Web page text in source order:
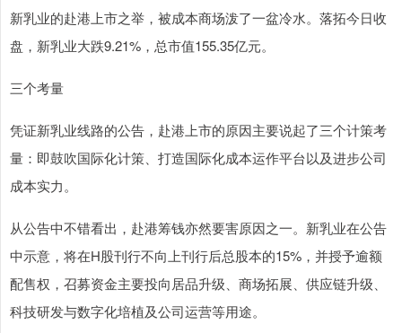
新乳业的赴港上市之举，被成本商场泼了一盆冷水。落拓今日收
盘，新乳业大跌9.21%，总市值155.35亿元。
三个考量
凭证新乳业线路的公告，赴港上市的原因主要说起了三个计策考
量：即鼓吹国际化计策、打造国际化成本运作平台以及进步公司
成本实力。
从公告中不错看出，赴港筹钱亦然要害原因之一。新乳业在公告
中示意，将在H股刊行不向上刊行后总股本的15%，并授予逾额
配售权，召募资金主要投向居品升级、商场拓展、供应链升级、
科技研发与数字化培植及公司运营等用途。